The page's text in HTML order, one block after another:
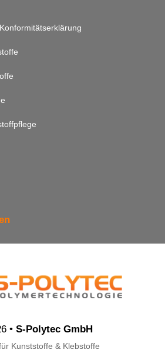
• S-Polytec GmbH
Kunststoffe & Klebstoffe